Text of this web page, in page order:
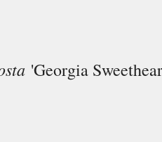
'Georgia